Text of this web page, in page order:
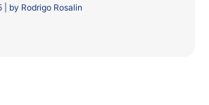
by Rodrigo Rosalin